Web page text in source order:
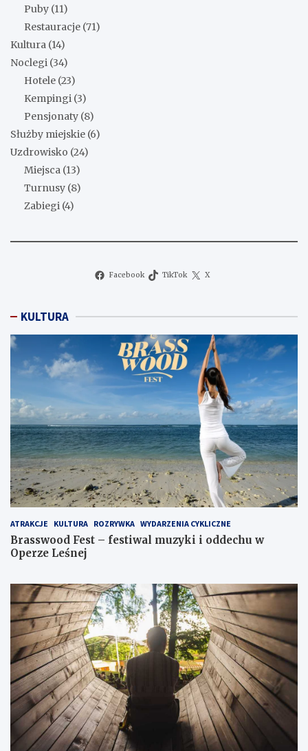
Puby (11)
Restauracje (71)
Kultura (14)
Noclegi (34)
Hotele (23)
Kempingi (3)
Pensjonaty (8)
Służby miejskie (6)
Uzdrowisko (24)
Miejsca (13)
Turnusy (8)
Zabiegi (4)
Facebook TikTok X
KULTURA
ATRAKCJE KULTURA ROZRYWKA WYDARZENIA CYKLICZNE
Brasswood Fest – festiwal muzyki i oddechu w
Operze Leśnej